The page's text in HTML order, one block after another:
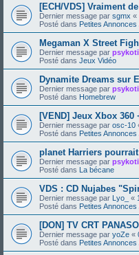
[ECH/VDS] Vraiment
Dernier message par sgmx «
Posté dans Petites
Megaman X Street
Dernier message par
Posté dans Jeux Vidéo
Dynamite Dreams sur
Dernier message par
Posté dans Homebrew
[VEND] Jeux Xbox
Dernier message par osc-10
Posté dans Petites
planet Harriers
Dernier message par
Posté dans La bécane
VDS : CD Nujabes
Dernier message par Lyo_ «
Posté dans Petites
[DON] TV CRT
Dernier message par yoZe «
Posté dans Petites